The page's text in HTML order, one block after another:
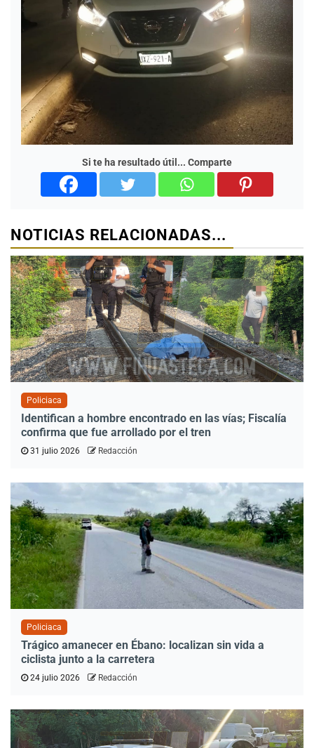
Si te ha resultado útil... Comparte
NOTICIAS RELACIONADAS...
Policiaca
Identifican a hombre encontrado en las vías; Fiscalía
confirma que fue arrollado por el tren
31 julio 2026 Redacción
Policiaca
Trágico amanecer en Ébano: localizan sin vida a
ciclista junto a la carretera
24 julio 2026 Redacción